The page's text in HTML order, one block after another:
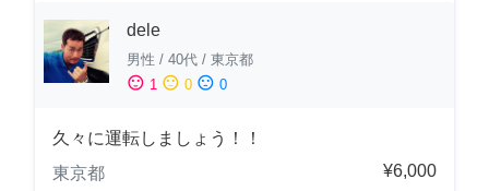
dele
男性 / 40代 / 東京都
sentiment_satisfied 1 sentiment_neutral 0 sentiment_dissatisfied 0
久々に運転しましょう！！
東京都
¥6,000